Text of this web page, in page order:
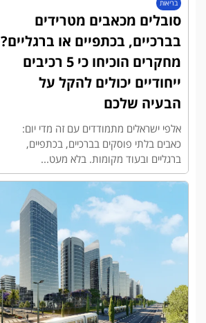
בריאות
סובלים מכאבים מטרידים
בברכיים, בכתפיים או ברגליים?
מחקרים הוכיחו כי 5 רכיבים
ייחודיים יכולים להקל על
הבעיה שלכם
אלפי ישראלים מתמודדים עם זה מדי יום:
כאבים בלתי פוסקים בברכיים, בכתפיים,
ברגליים ובעוד מקומות. בלא מעט...